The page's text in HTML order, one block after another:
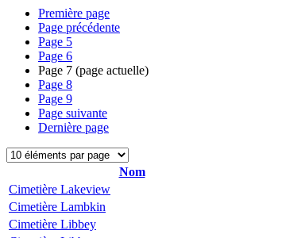
Première page
Page précédente
Page 5
Page 6
Page 7 (page actuelle)
Page 8
Page 9
Page suivante
Dernière page
Nom
Cimetière Lakeview
Cimetière Lambkin
Cimetière Libbey